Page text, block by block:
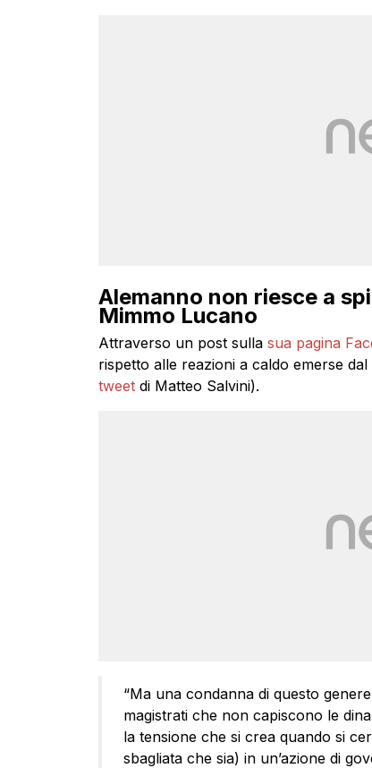
Alemanno non riesce a
Mimmo Lucano
Attraverso un post sulla sua pagina
rispetto alle reazioni a caldo emerse
tweetdi Matteo Salvini).
“Ma una condanna di questo
magistrati che non capiscono le
la tensione che si crea quando si
sbagliata che sia) in un’azione di